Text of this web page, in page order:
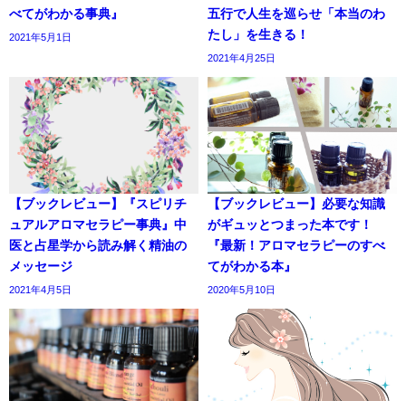
べてがわかる事典』
2021年5月1日
五行で人生を巡らせ「本当のわ
たし」を生きる！
2021年4月25日
【ブックレビュー】『スピリチ
ュアルアロマセラピー事典』中
医と占星学から読み解く精油の
メッセージ
2021年4月5日
【ブックレビュー】必要な知識
がギュッとつまった本です！
『最新！アロマセラピーのすべ
てがわかる本』
2020年5月10日